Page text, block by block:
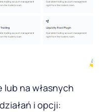
lub na własnych
i opcji: